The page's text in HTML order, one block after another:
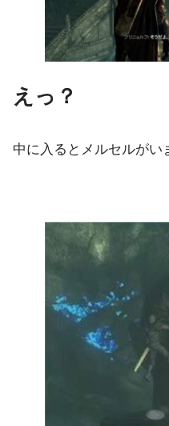
えっ？
中に入るとメルセルがい